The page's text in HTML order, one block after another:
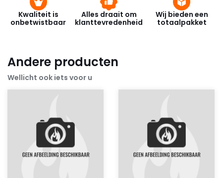
Kwaliteit is
onbetwistbaar
Alles draait om
klanttevredenheid
Wij bieden een
totaalpakket
Andere producten
Wellicht ook iets voor u